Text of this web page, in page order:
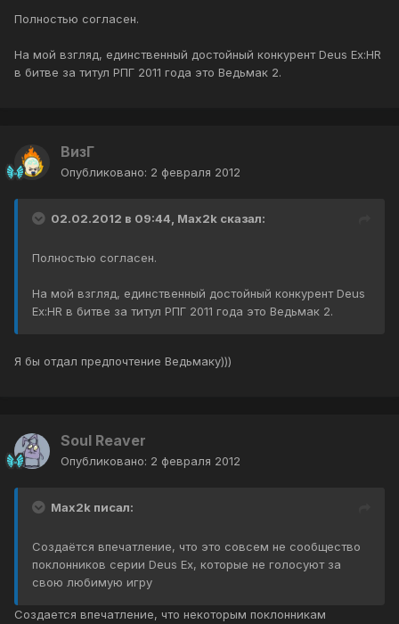
Полностью согласен.
На мой взгляд, единственный достойный конкурент Deus Ex:HR
в битве за титул РПГ 2011 года это Ведьмак 2.
ВизГ
Опубликовано: 2 февраля 2012
02.02.2012 в 09:44, Max2k сказал:
Полностью согласен.
На мой взгляд, единственный достойный конкурент Deus
Ex:HR в битве за титул РПГ 2011 года это Ведьмак 2.
Я бы отдал предпочтение Ведьмаку)))
Soul Reaver
Опубликовано: 2 февраля 2012
Max2k писал:
Создаётся впечатление, что это совсем не сообщество
поклонников серии Deus Ex, которые не голосуют за
свою любимую игру
Создается впечатление, что некоторым поклонникам